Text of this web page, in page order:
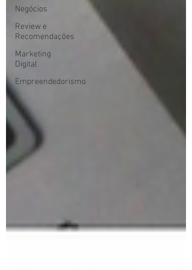
Negócios
Review e
Recomendações
Marketing
Digital
Empreendedorismo